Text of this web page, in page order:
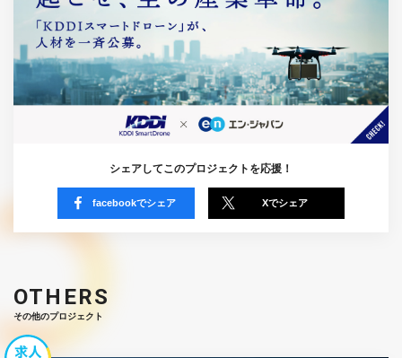
シェアしてこのプロジェクトを応援！
facebookでシェア Xでシェア
OTHERS
その他のプロジェクト